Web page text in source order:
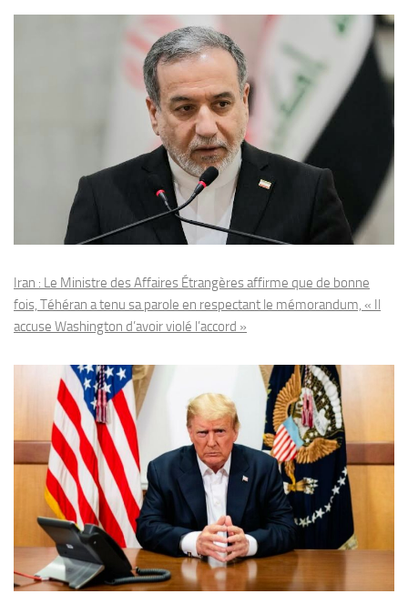
Iran : Le Ministre des Affaires Étrangères affirme que de bonne
fois, Téhéran a tenu sa parole en respectant le mémorandum, « Il
accuse Washington d’avoir violé l’accord »